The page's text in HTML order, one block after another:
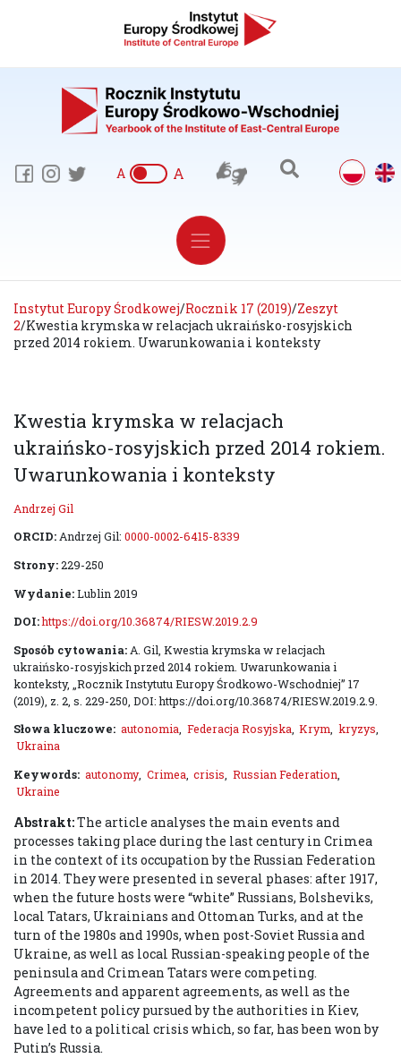
A A
Instytut Europy Środkowej/Rocznik 17 (2019)/Zeszyt
2/Kwestia krymska w relacjach ukraińsko-rosyjskich
przed 2014 rokiem. Uwarunkowania i konteksty
Kwestia krymska w relacjach
ukraińsko-rosyjskich przed 2014 rokiem.
Uwarunkowania i konteksty
Andrzej Gil
ORCID:Andrzej Gil: 0000-0002-6415-8339
Strony:229-250
Wydanie:Lublin 2019
DOI:https://doi.org/10.36874/RIESW.2019.2.9
Sposób cytowania: A. Gil, Kwestia krymska w relacjach
ukraińsko-rosyjskich przed 2014 rokiem. Uwarunkowania i
konteksty, „Rocznik Instytutu Europy Środkowo-Wschodniej” 17
(2019), z. 2, s. 229-250, DOI: https://doi.org/10.36874/RIESW.2019.2.9.
Słowa kluczowe: autonomia, Federacja Rosyjska, Krym, kryzys,
Ukraina
Keywords: autonomy, Crimea crisis Russian Federation
Ukraine
Abstrakt:The article analyses the main events and
processes taking place during the last century in Crimea
in the context of its occupation by the Russian Federation
in 2014. They were presented in several phases: after 1917,
when the future hosts were “white” Russians, Bolsheviks,
local Tatars, Ukrainians and Ottoman Turks, and at the
turn of the 1980s and 1990s, when post-Soviet Russia and
Ukraine, as well as local Russian-speaking people of the
peninsula and Crimean Tatars were competing.
Agreements and apparent agreements, as well as the
incompetent policy pursued by the authorities in Kiev,
have led to a political crisis which, so far, has been won by
Putin’s Russia.